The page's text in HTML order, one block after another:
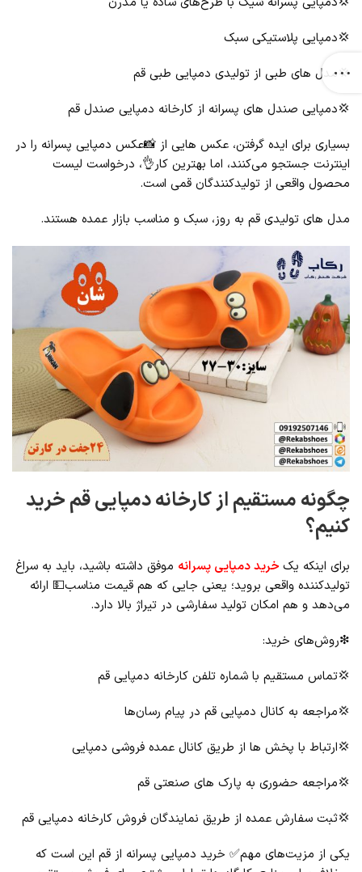
💢دمپایی پلاستیکی سبک
💢مدل ‌های طبی از تولیدی دمپایی طبی قم
💢دمپایی صندل ‌های پسرانه از کارخانه دمپایی صندل قم
بسیاری برای ایده گرفتن، عکس ‌هایی از 📸عکس دمپایی پسرانه را در
اینترنت جستجو می‌کنند، اما بهترین کار👌، درخواست لیست
محصول واقعی از تولیدکنندگان قمی است.
مدل‌ های تولیدی قم به‌ روز، سبک و مناسب بازار عمده هستند.
چگونه مستقیم از کارخانه دمپایی قم خرید
کنیم؟
برای اینکه یک خرید دمپایی پسرانه موفق داشته باشید، باید به سراغ
تولیدکننده واقعی بروید؛ یعنی جایی که هم قیمت مناسب💵 ارائه
می‌دهد و هم امکان تولید سفارشی در تیراژ بالا دارد.
❇روش‌های خرید:
💢تماس مستقیم با شماره تلفن کارخانه دمپایی قم
💢مراجعه به کانال دمپایی قم در پیام‌ رسان‌ها
💢ارتباط با پخش‌ ها از طریق کانال عمده فروشی دمپایی
💢مراجعه حضوری به پارک‌ های صنعتی قم
💢ثبت سفارش عمده از طریق نمایندگان فروش کارخانه دمپایی قم
یکی از مزیت‌های مهم✅ خرید دمپایی پسرانه از قم این است که